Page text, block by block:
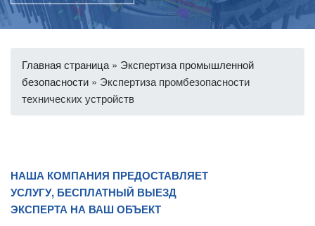
Главная страница » Экспертиза промышленной
безопасности » Экспертиза промбезопасности
технических устройств
НАША КОМПАНИЯ ПРЕДОСТАВЛЯЕТ
УСЛУГУ, БЕСПЛАТНЫЙ ВЫЕЗД
ЭКСПЕРТА НА ВАШ ОБЪЕКТ